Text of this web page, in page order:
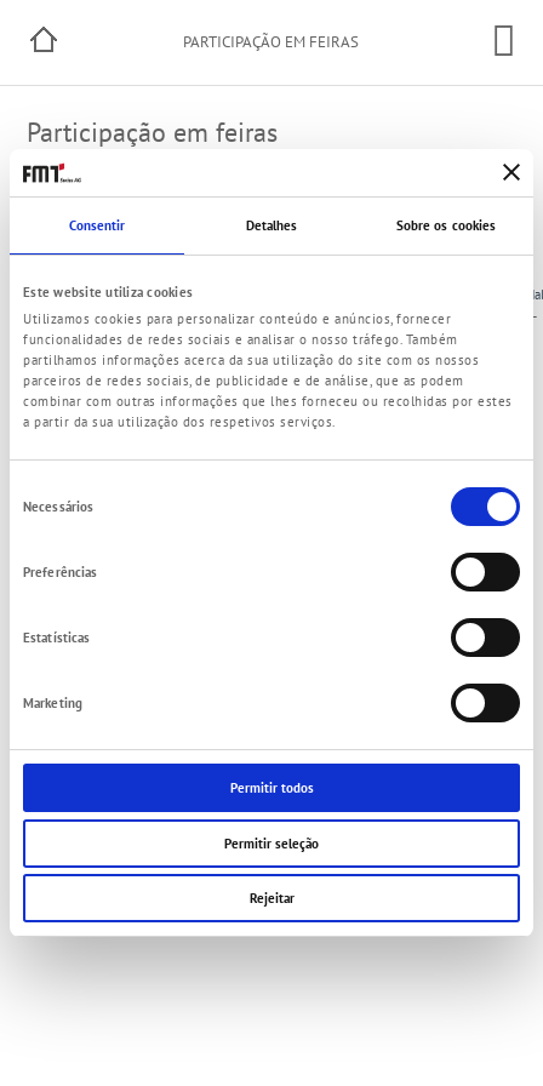
Consentir Detalhes Sobre os cookies
Este website utiliza cookies
Utilizamos cookies para personalizar conteúdo e anúncios, fornecer
funcionalidades de redes sociais e analisar o nosso tráfego. Também
partilhamos informações acerca da sua utilização do site com os nossos
parceiros de redes sociais, de publicidade e de análise, que as podem
combinar com outras informações que lhes forneceu ou recolhidas por estes
a partir da sua utilização dos respetivos serviços.
de
Necessários
Preferências
Estatísticas
Marketing
Permitir todos
Permitir seleção
Rejeitar
PARTICIPAÇÃO EM FEIRAS
Participação em feiras
Quer marcar um encontro?
Stuttgart
(Germany)
UNITI
expo
19.05.-21.05.2026 –
© 2021 FMT Swiss AG